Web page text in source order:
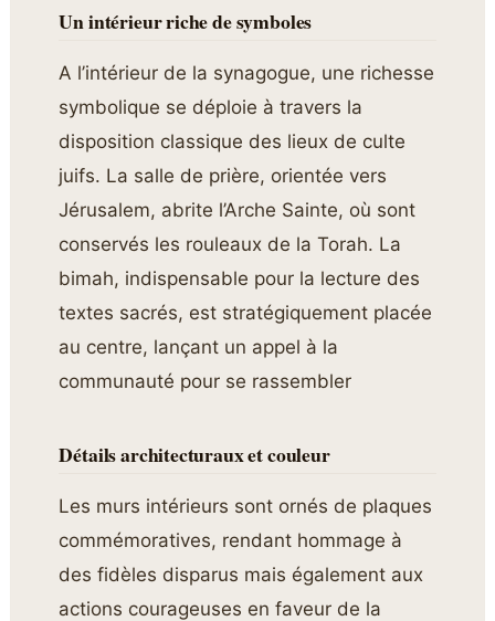
Un intérieur riche de symboles
A l’intérieur de la synagogue, une richesse
symbolique se déploie à travers la
disposition classique des lieux de culte
juifs. La salle de prière, orientée vers
Jérusalem, abrite l’Arche Sainte, où sont
conservés les rouleaux de la Torah. La
bimah, indispensable pour la lecture des
textes sacrés, est stratégiquement placée
au centre, lançant un appel à la
communauté pour se rassembler
Détails architecturaux et couleur
Les murs intérieurs sont ornés de plaques
commémoratives, rendant hommage à
des fidèles disparus mais également aux
actions courageuses en faveur de la